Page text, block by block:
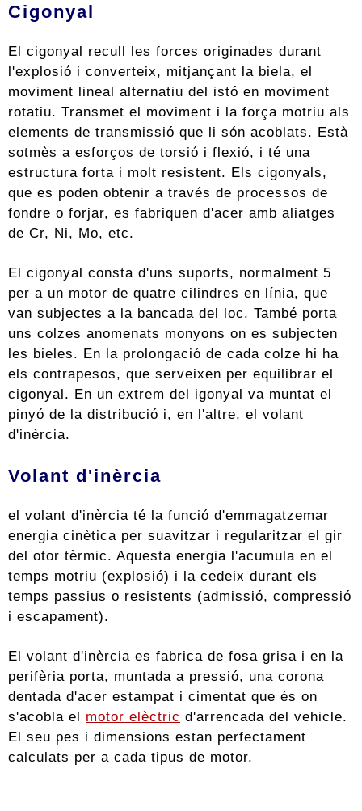
Cigonyal
El cigonyal recull les forces originades durant
l'explosió i converteix, mitjançant la biela, el
moviment lineal alternatiu del istó en moviment
rotatiu. Transmet el moviment i la força motriu als
elements de transmissió que li són acoblats. Està
sotmès a esforços de torsió i flexió, i té una
estructura forta i molt resistent. Els cigonyals,
que es poden obtenir a través de processos de
fondre o forjar, es fabriquen d'acer amb aliatges
de Cr, Ni, Mo, etc.
El cigonyal consta d'uns suports, normalment 5
per a un motor de quatre cilindres en línia, que
van subjectes a la bancada del loc. També porta
uns colzes anomenats monyons on es subjecten
les bieles. En la prolongació de cada colze hi ha
els contrapesos, que serveixen per equilibrar el
cigonyal. En un extrem del igonyal va muntat el
pinyó de la distribució i, en l'altre, el volant
d'inèrcia.
Volant d'inèrcia
el volant d'inèrcia té la funció d'emmagatzemar
energia cinètica per suavitzar i regularitzar el gir
del otor tèrmic. Aquesta energia l'acumula en el
temps motriu (explosió) i la cedeix durant els
temps passius o resistents (admissió, compressió
i escapament).
El volant d'inèrcia es fabrica de fosa grisa i en la
perifèria porta, muntada a pressió, una corona
dentada d'acer estampat i cimentat que és on
s'acobla el motor elèctric d'arrencada del vehicle.
El seu pes i dimensions estan perfectament
calculats per a cada tipus de motor.